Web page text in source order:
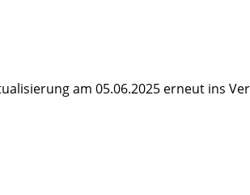
am 05.06.2025 erneut ins